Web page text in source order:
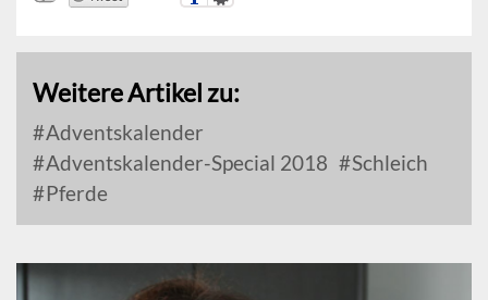
Weitere Artikel zu:
Adventskalender
Adventskalender-Special 2018
Schleich
Pferde